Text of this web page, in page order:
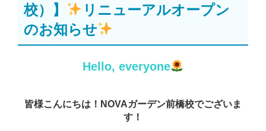
校）】
リニューアルオープン
のお知らせ
Hello, everyone
皆様こんにちは！NOVAガーデン前橋校でございま
す！